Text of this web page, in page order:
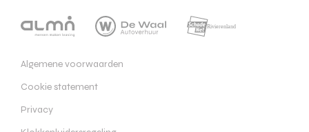
Algemene voorwaarden
Cookie statement
Privacy